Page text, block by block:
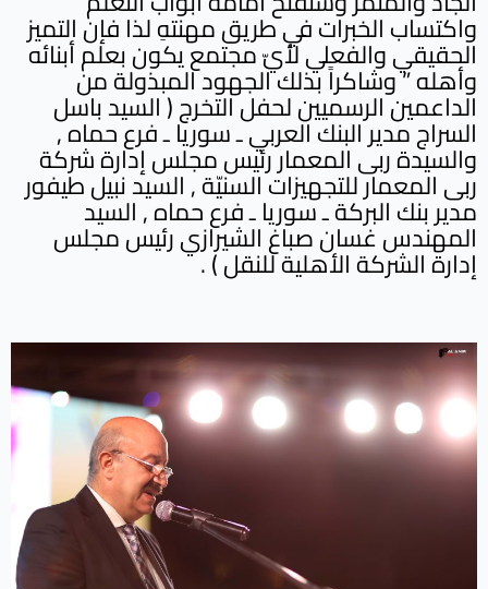
واكتساب الخبرات في طريق مهنتهِ لذا فإن التميز
الحقيقي والفعلي لأيّ مجتمع يكون بعلم أبنائه
وأهله ” وشاكراً بذلك الجهود المبذولة من
الداعمين الرسميين لحفل التخرج ( السيد باسل
السراج مدير البنك العربي ـ سوريا ـ فرع حماه ,
والسيدة ربى المعمار رئيس مجلس إدارة شركة
ربى المعمار للتجهيزات السنيّة , السيد نبيل طيفور
مدير بنك البركة ـ سوريا ـ فرع حماه , السيد
المهندس غسان صباغ الشيرازي رئيس مجلس
إدارة الشركة الأهلية للنقل ) .